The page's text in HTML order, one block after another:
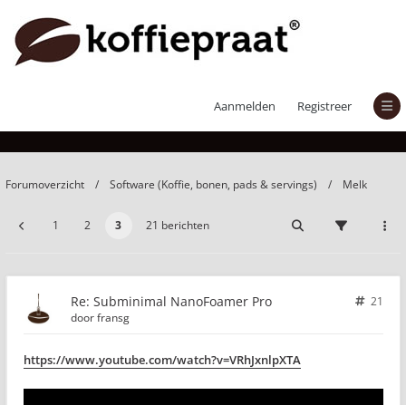
Aanmelden Registreer
Subminimal NanoFoamer Pro
Forumoverzicht Software (Koffie, bonen, pads & servings) Melk
1 2 3 21 berichten
Re: Subminimal NanoFoamer Pro
21
doorfransg
https://www.youtube.com/watch?v=VRhJxnlpXTA